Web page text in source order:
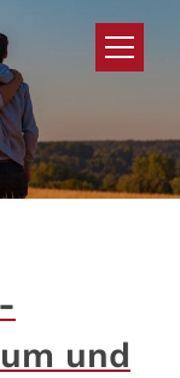
und